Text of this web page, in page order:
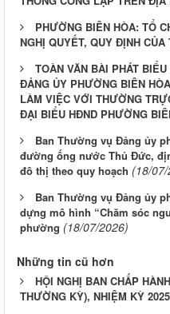
PHƯỜNG BIÊN HÒA: TỔ
NGHỊ QUYẾT, QUY ĐỊNH CỦA
TOÀN VĂN BÀI PHÁT
ĐẢNG ỦY PHƯỜNG BIÊN
LÀM VIỆC VỚI THƯỜNG
ĐẠI BIỂU HĐND PHƯỜNG
Ban Thường vụ Đảng ủy
đường ống nước Thủ Đức,
đô thị theo quy hoạch (18/
Ban Thường vụ Đảng ủy
dựng mô hình “Chăm sóc
phường (18/07/2026)
Những tin cũ hơn
HỘI NGHỊ BAN CHẤP
THƯỜNG KỲ), NHIỆM KỲ